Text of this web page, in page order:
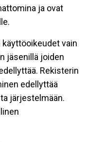
ja ovat
vain
jäsenillä joiden
Rekisterin
edellyttää
järjestelmään.